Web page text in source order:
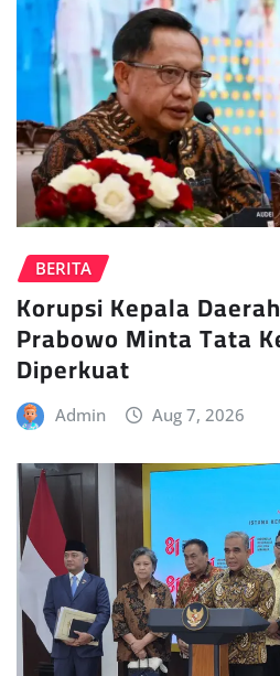
BERITA
Korupsi Kepala
Prabowo Minta Tata
Diperkuat
Admin Aug 7, 2026